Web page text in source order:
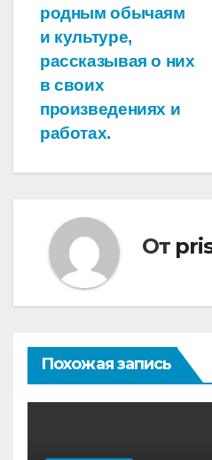
родным обычаям
и культуре,
рассказывая о них
в своих
произведениях и
работах.
От
Похожая запись